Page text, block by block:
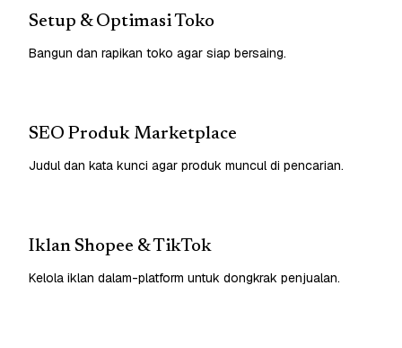
Setup & Optimasi Toko
Bangun dan rapikan toko agar siap bersaing.
SEO Produk Marketplace
Judul dan kata kunci agar produk muncul di pencarian.
Iklan Shopee & TikTok
Kelola iklan dalam-platform untuk dongkrak penjualan.